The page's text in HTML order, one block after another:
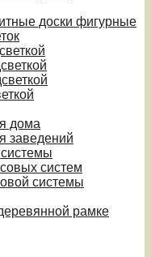
доски фигурные
дома
заведений
систем
системы
рамке